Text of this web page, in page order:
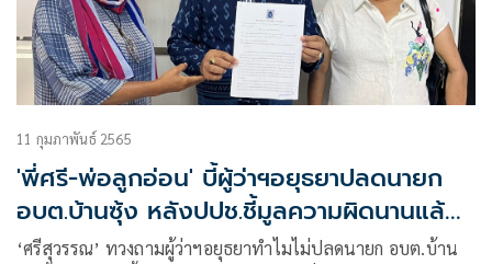
11 กุมภาพันธ์ 2565
'พี่ศรี-พ่อลูกอ่อน' บี้ผู้ว่าฯอยุธยาปลดนายก
อบต.บ้านซุ้ง หลังปปช.ชี้มูลความผิดนานแล้ว
ขู่ประวิงเวลาร้องมท.1
‘ศรีสุวรรณ’ ทวงถามผู้ว่าฯอยุธยาทำไมไม่ปลดนายก อบต.บ้าน